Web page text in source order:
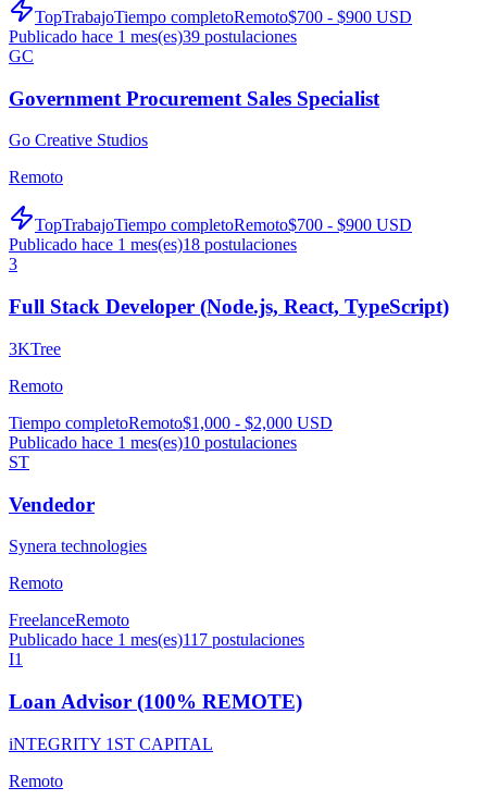
TopTrabajoTiempo completoRemoto$700 - $900 USD
Publicado hace 1 mes(es)39 postulaciones
GC
Government Procurement Sales Specialist
Go Creative Studios
Remoto
TopTrabajoTiempo completoRemoto$700 - $900 USD
Publicado hace 1 mes(es)18 postulaciones
3
Full Stack Developer (Node.js, React, TypeScript)
3KTree
Remoto
Tiempo completoRemoto$1,000 - $2,000 USD
Publicado hace 1 mes(es)10 postulaciones
ST
Vendedor
Synera technologies
Remoto
FreelanceRemoto
Publicado hace 1 mes(es)117 postulaciones
I1
Loan Advisor (100% REMOTE)
iNTEGRITY 1ST CAPITAL
Remoto